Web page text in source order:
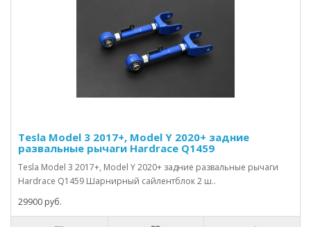
Tesla Model 3 2017+, Model Y 2020+ задние
развальные рычаги Hardrace Q1459
Tesla Model 3 2017+, Model Y 2020+ задние развальные рычаги
Hardrace Q1459 Шарнирный сайлентблок 2 ш..
29900 руб.